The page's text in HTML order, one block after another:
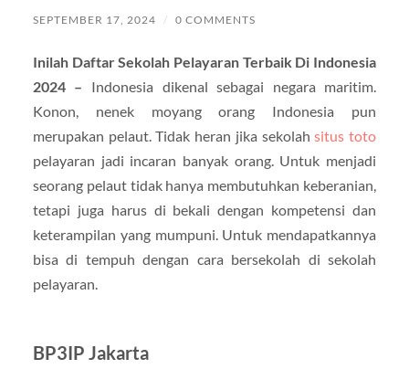
SEPTEMBER 17, 2024 / 0 COMMENTS
Inilah Daftar Sekolah Pelayaran Terbaik Di Indonesia
2024 – Indonesia dikenal sebagai negara maritim.
Konon, nenek moyang orang Indonesia pun
merupakan pelaut. Tidak heran jika sekolahsitus toto
pelayaran jadi incaran banyak orang. Untuk menjadi
seorang pelaut tidak hanya membutuhkan keberanian,
tetapi juga harus di bekali dengan kompetensi dan
keterampilan yang mumpuni. Untuk mendapatkannya
bisa di tempuh dengan cara bersekolah di sekolah
pelayaran.
BP3IP Jakarta